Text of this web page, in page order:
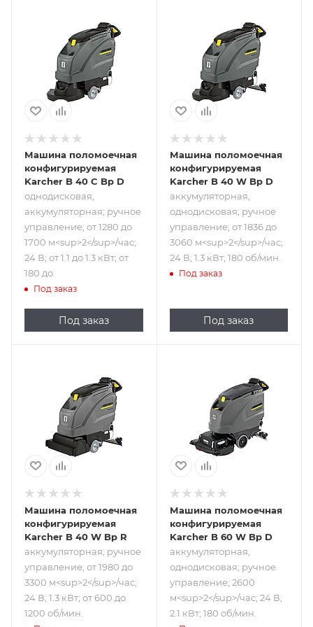
однодисковая,
аккумуляторная;
ручное
управление; от
1280 до 1700
м<sup>2</sup>/
час; 24 В; от 1.1 до
Машина поломоечная
конфигурируемая
Karcher B 40 C Bp D
однодисковая,
аккумуляторная; ручное
управление; от 1280 до
1700 м<sup>2</sup>/час;
24 В; от 1.1 до 1.3 кВт; от
180 до
Под заказ
Под заказ
аккумуляторная,
однодисковая;
ручное
управление; от
1836 до 3060
м<sup>2</sup>/
час; 24 В; 1.3 кВт;
Машина поломоечная
конфигурируемая
Karcher B 40 W Bp D
аккумуляторная,
однодисковая; ручное
управление; от 1836 до
3060 м<sup>2</sup>/час;
24 В; 1.3 кВт; 180 об/мин.
Под заказ
Под заказ
аккумуляторная;
управление; от
1980 до 3300
м<sup>2</sup>/
час; 24 В; 1.3 кВт;
от 600 до 1200 об/
Машина поломоечная
конфигурируемая
Karcher B 40 W Bp R
аккумуляторная; ручное
управление; от 1980 до
3300 м<sup>2</sup>/час;
24 В; 1.3 кВт; от 600 до
1200 об/мин.
аккумуляторная,
однодисковая;
управление; 2600
м<sup>2</sup>/
час; 24 В; 2.1 кВт;
180 об/мин.
Машина поломоечная
конфигурируемая
Karcher B 60 W Bp D
аккумуляторная,
однодисковая; ручное
управление; 2600
м<sup>2</sup>/час; 24 В;
2.1 кВт; 180 об/мин.